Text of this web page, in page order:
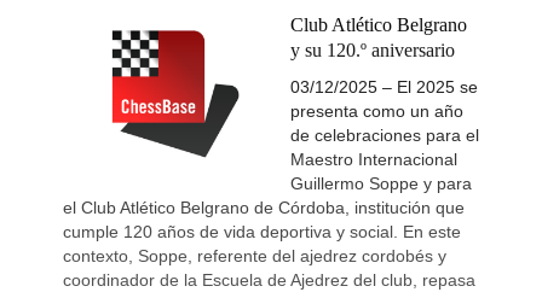
Club Atlético Belgrano
y su 120.º aniversario
03/12/2025 – El 2025 se
presenta como un año
de celebraciones para el
Maestro Internacional
Guillermo Soppe y para
el Club Atlético Belgrano de Córdoba, institución que
cumple 120 años de vida deportiva y social. En este
contexto, Soppe, referente del ajedrez cordobés y
coordinador de la Escuela de Ajedrez del club, repasa